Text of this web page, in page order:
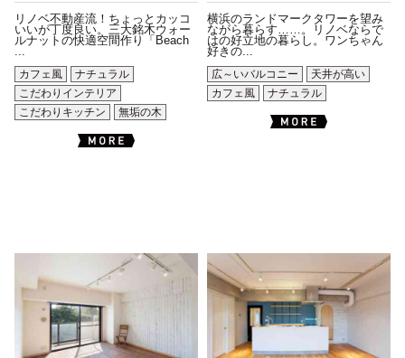
リノベ不動産流！ちょっとカッコ
いいが丁度良い。三大銘木ウォー
ルナットの快適空間作り「Beach
...
カフェ風
ナチュラル
こだわりインテリア
こだわりキッチン
無垢の木
横浜のランドマークタワーを望み
ながら暮らす……。リノベならで
はの好立地の暮らし。ワンちゃん
好きの...
広～いバルコニー
天井が高い
カフェ風
ナチュラル